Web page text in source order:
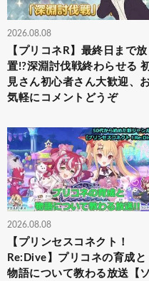
2026.08.08
【プリコネR】最終日まで放
置!?深淵討伐戦終わらせる 初
見さん初心者さん大歓迎、
気軽にコメントどうぞ
2026.08.08
【プリンセスコネクト！
Re:Dive】プリコネの育成と
物語について教わる放送【ソ